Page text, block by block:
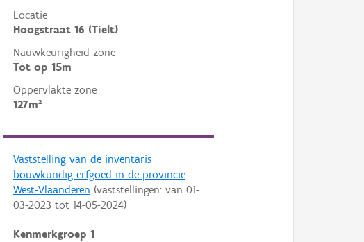
Locatie
Hoogstraat 16 (Tielt)
Nauwkeurigheid zone
Tot op 15m
Oppervlakte zone
127m²
Vaststelling van de inventaris
bouwkundig erfgoed in de provincie
West-Vlaanderen (vaststellingen: van 01-
03-2023 tot 14-05-2024)
Kenmerkgroep 1